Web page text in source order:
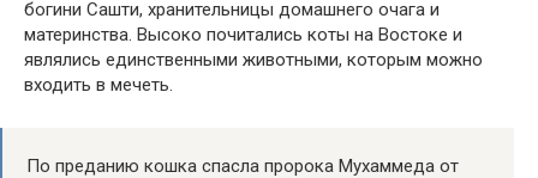
богини Сашти, хранительницы домашнего очага и
материнства. Высоко почитались коты на Востоке и
являлись единственными животными, которым можно
входить в мечеть.
По преданию кошка спасла пророка Мухаммеда от